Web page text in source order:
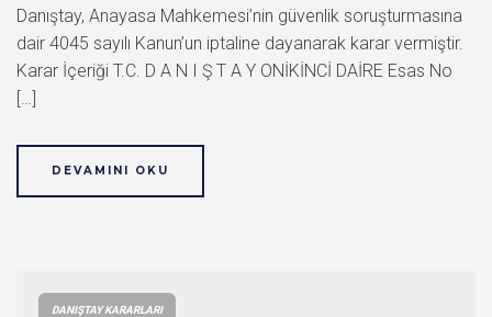
Danıştay, Anayasa Mahkemesi’nin güvenlik soruşturmasına
dair 4045 sayılı Kanun’un iptaline dayanarak karar vermiştir.
Karar İçeriği T.C. D A N I Ş T A Y ONİKİNCİ DAİRE Esas No
[…]
DEVAMINI OKU
DANIŞTAY KARARLARI